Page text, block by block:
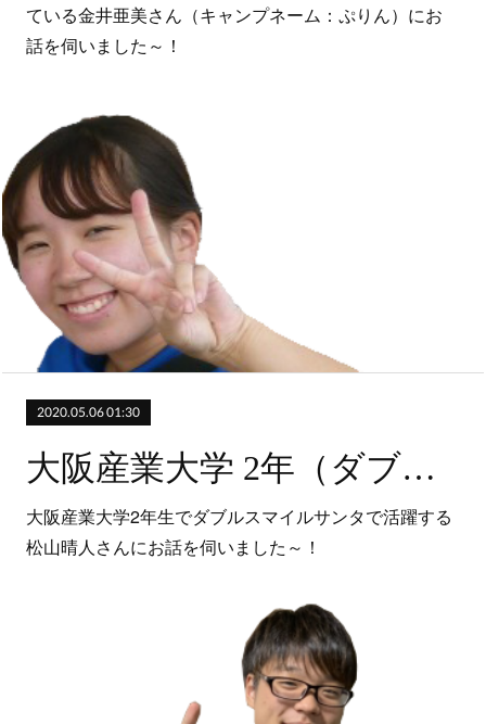
ている金井亜美さん（キャンプネーム：ぷりん）にお
話を伺いました～！
2020.05.06 01:30
大阪産業大学 2年（ダブルスマイルサンタ）
大阪産業大学2年生でダブルスマイルサンタで活躍する
松山晴人さんにお話を伺いました～！